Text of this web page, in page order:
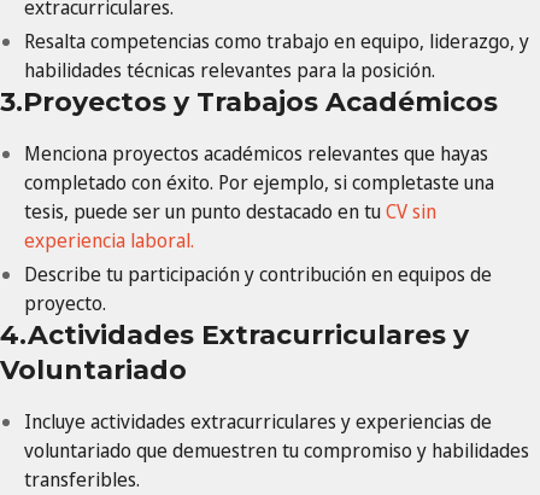
extracurriculares.
Resalta competencias como trabajo en equipo, liderazgo, y
habilidades técnicas relevantes para la posición.
3.Proyectos y Trabajos Académicos
Menciona proyectos académicos relevantes que hayas
completado con éxito. Por ejemplo, si completaste una
tesis, puede ser un punto destacado en tuCV sin
experiencia laboral.
Describe tu participación y contribución en equipos de
proyecto.
4.Actividades Extracurriculares y
Voluntariado
Incluye actividades extracurriculares y experiencias de
voluntariado que demuestren tu compromiso y habilidades
transferibles.